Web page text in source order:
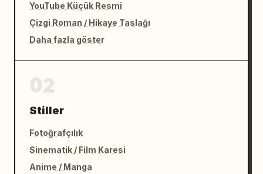
YouTube Küçük Resmi
Çizgi Roman / Hikaye Taslağı
Daha fazla göster
Stiller
Fotoğrafçılık
Sinematik / Film Karesi
Anime / Manga